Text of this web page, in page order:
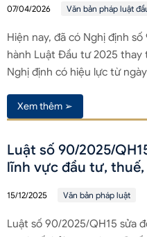
07/04/2026 Văn bản pháp luật
Hiện nay, đã có Nghị định
hành Luật Đầu tư 2025 thay
Nghị định có hiệu lực từ
Xem thêm ➢
Luật số 90/2025/
lĩnh vực đầu tư, thuế,
15/12/2025 Văn bản pháp luật
Luật số 90/2025/QH15 sửa